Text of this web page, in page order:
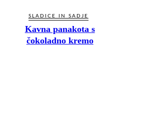
SLADICE IN SADJE
Kavna panakota s
čokoladno kremo